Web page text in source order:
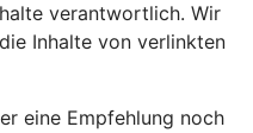
verantwortlich. Wir
Inhalte von verlinkten
eine Empfehlung noch